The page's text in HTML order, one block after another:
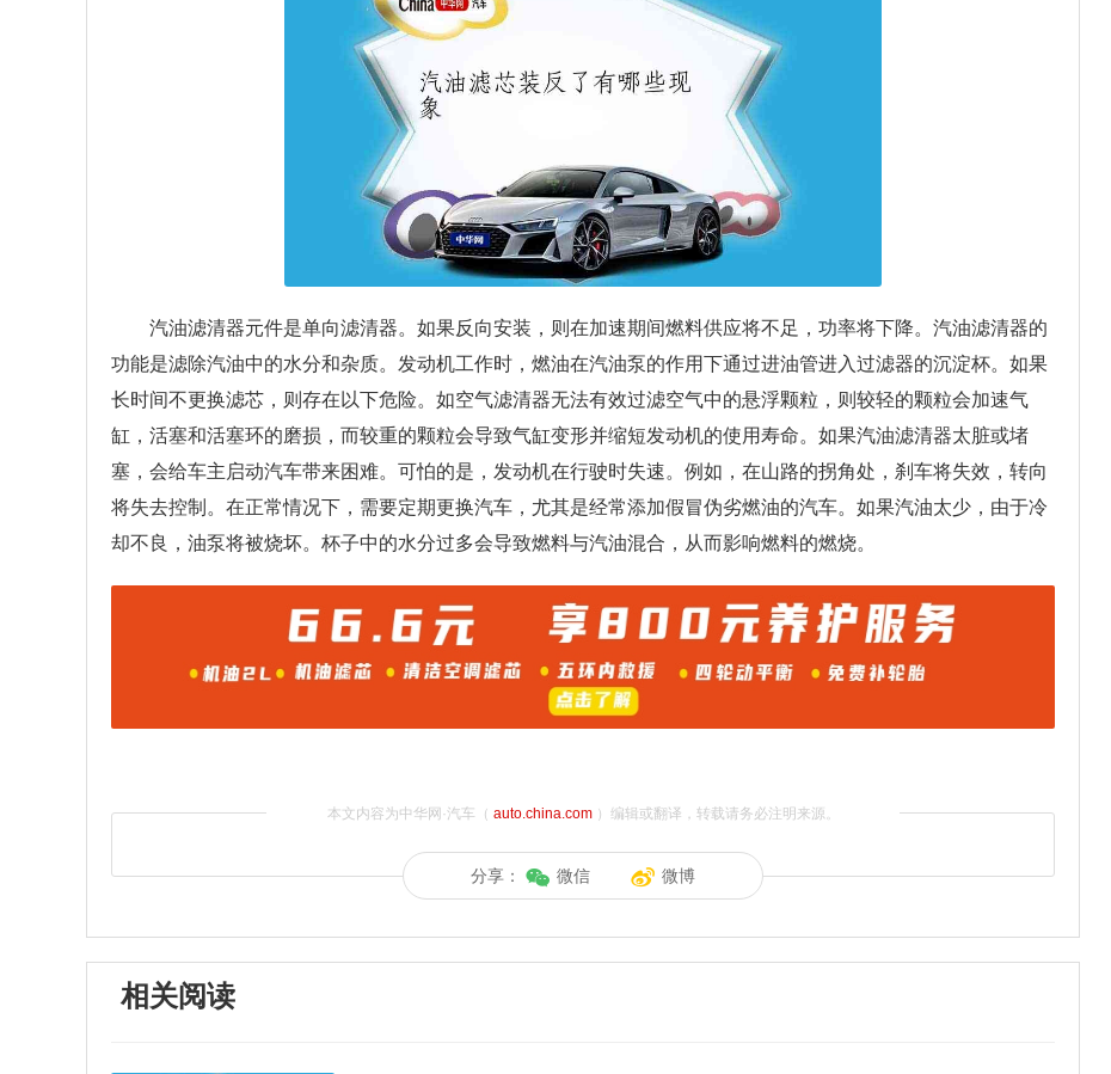
汽油滤清器元件是单向滤清器。如果反向安装，则在加速期间燃料供应将不足，功率将下降。汽油滤清器的
功能是滤除汽油中的水分和杂质。发动机工作时，燃油在汽油泵的作用下通过进油管进入过滤器的沉淀杯。如果
长时间不更换滤芯，则存在以下危险。如空气滤清器无法有效过滤空气中的悬浮颗粒，则较轻的颗粒会加速气
缸，活塞和活塞环的磨损，而较重的颗粒会导致气缸变形并缩短发动机的使用寿命。如果汽油滤清器太脏或堵
塞，会给车主启动汽车带来困难。可怕的是，发动机在行驶时失速。例如，在山路的拐角处，刹车将失效，转向
将失去控制。在正常情况下，需要定期更换汽车，尤其是经常添加假冒伪劣燃油的汽车。如果汽油太少，由于冷
却不良，油泵将被烧坏。杯子中的水分过多会导致燃料与汽油混合，从而影响燃料的燃烧。
本文内容为中华网·汽车（ auto.china.com）编辑或翻译，转载请务必注明来源。
分享： 微信 微博
相关阅读